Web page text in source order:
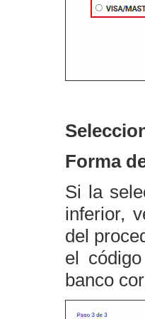
Forma
Si la
inferior,
del
el
banco